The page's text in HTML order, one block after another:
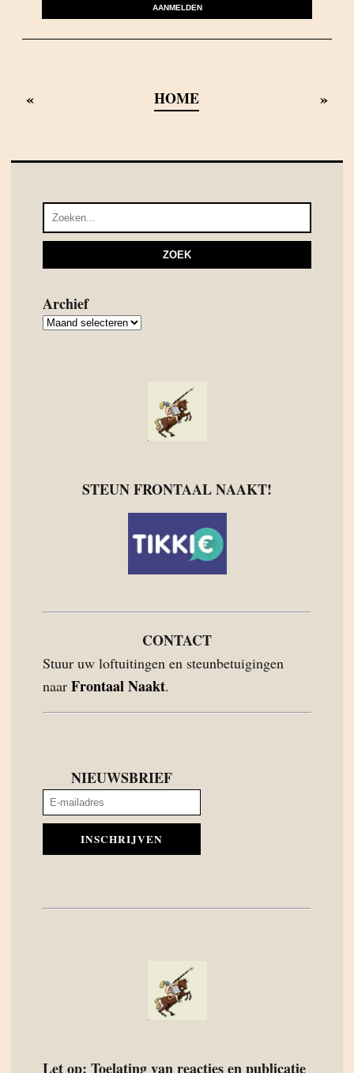
AANMELDEN
« HOME »
Archief
Archief
STEUN FRONTAAL NAAKT!
CONTACT
Stuur uw loftuitingen en steunbetuigingen
naar Frontaal Naakt.
NIEUWSBRIEF
INSCHRIJVEN
Let op: Toelating van reacties en publicatie